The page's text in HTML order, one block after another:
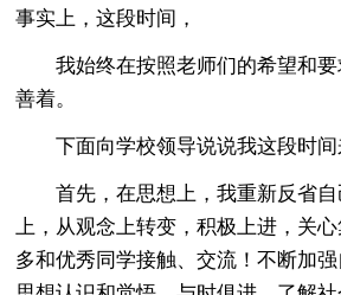
事实上，这段时间，
我始终在按照老师们的希望和
善着。
下面向学校领导说说我这段时间
首先，在思想上，我重新反省
上，从观念上转变，积极上进，关
多和优秀同学接触、交流！不断加